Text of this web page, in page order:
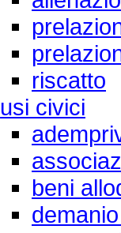
riscatto
usi civici
beni